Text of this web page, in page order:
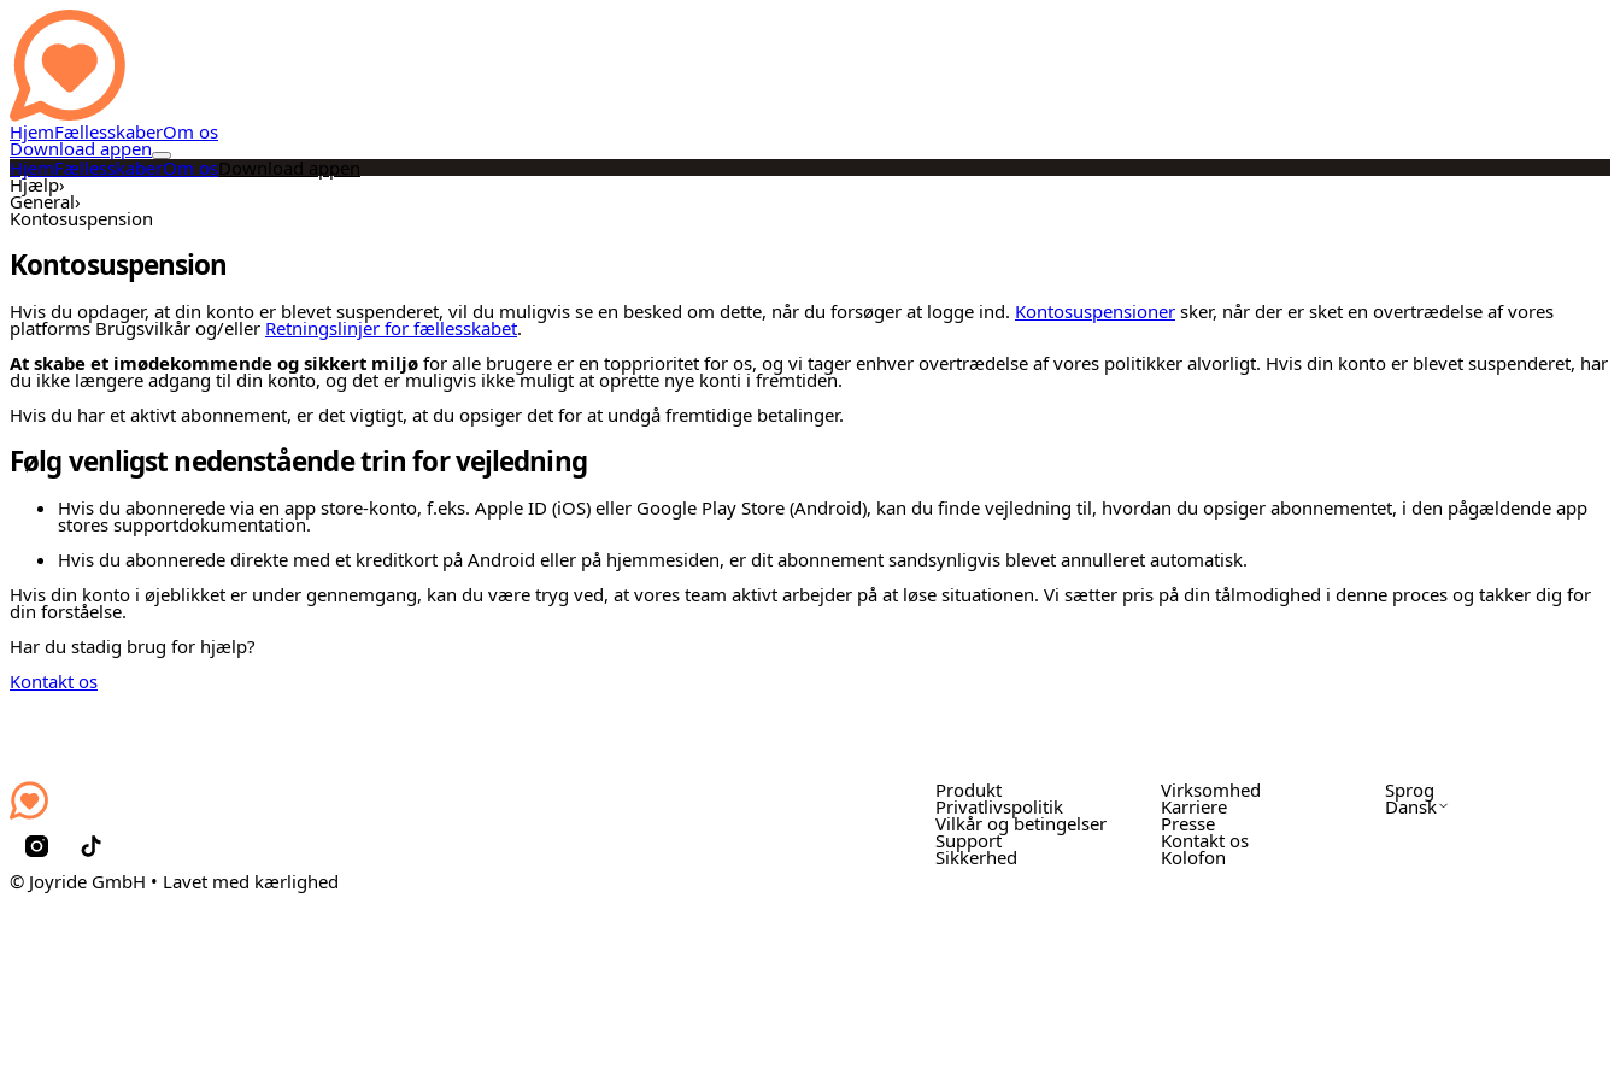
HjemFællesskaberOm os
Download appen
HjemFællesskaberOm osDownload appen
Hjælp›
General›
Kontosuspension
Kontosuspension
Hvis du opdager, at din konto er blevet suspenderet, vil du muligvis se en besked om dette, når du forsøger at logge ind. Kontosuspensioner sker, når der er sket en overtrædelse af vores
platforms Brugsvilkår og/eller Retningslinjer for fællesskabet.
At skabe et imødekommende og sikkert miljø for alle brugere er en topprioritet for os, og vi tager enhver overtrædelse af vores politikker alvorligt. Hvis din konto er blevet suspenderet, har
du ikke længere adgang til din konto, og det er muligvis ikke muligt at oprette nye konti i fremtiden.
Hvis du har et aktivt abonnement, er det vigtigt, at du opsiger det for at undgå fremtidige betalinger.
Følg venligst nedenstående trin for vejledning
Hvis du abonnerede via en app store-konto, f.eks. Apple ID (iOS) eller Google Play Store (Android), kan du finde vejledning til, hvordan du opsiger abonnementet, i den pågældende app
stores supportdokumentation.
Hvis du abonnerede direkte med et kreditkort på Android eller på hjemmesiden, er dit abonnement sandsynligvis blevet annulleret automatisk.
Hvis din konto i øjeblikket er under gennemgang, kan du være tryg ved, at vores team aktivt arbejder på at løse situationen. Vi sætter pris på din tålmodighed i denne proces og takker dig for
din forståelse.
Har du stadig brug for hjælp?
Kontakt os
© Joyride GmbH • Lavet med kærlighed
Produkt
Privatlivspolitik
Vilkår og betingelser
Support
Sikkerhed
Virksomhed
Karriere
Presse
Kontakt os
Kolofon
Sprog
Dansk